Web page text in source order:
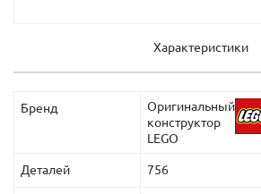
Характеристики
Бренд
Оригинальный
конструктор
LEGO
Деталей 756